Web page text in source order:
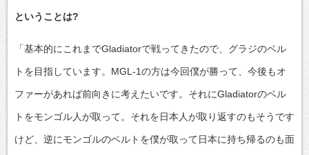
ということは?
「基本的にこれまでGladiatorで戦ってきたので、グラジのベル
トを目指しています。MGL-1の方は今回僕が勝って、今後もオ
ファーがあれば前向きに考えたいです。それにGladiatorのベル
トをモンゴル人が取って。それを日本人が取り返すのもそうです
けど、逆にモンゴルのベルトを僕が取って日本に持ち帰るのも面